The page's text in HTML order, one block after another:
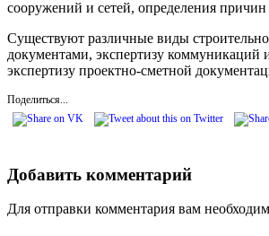
сооружений и сетей, определения
Существуют различные виды
документами, экспертизу коммуникаций
экспертизу проектно-сметной
Поделиться...
Добавить комментарий
Для отправки комментария вам